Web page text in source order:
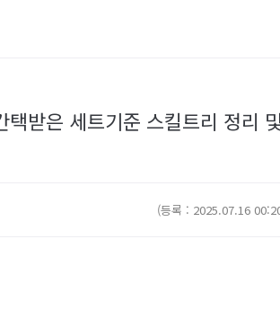
택받은 세트기준 스킬트리 정
(등록 : 2025.07.16